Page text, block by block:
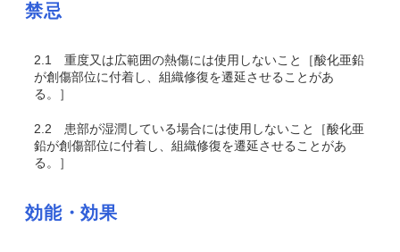
禁忌
2.1
重度又は広範囲の熱傷には使用しないこと［酸化亜鉛
が創傷部位に付着し、組織修復を遷延させることがあ
る。］
2.2 患部が湿潤している場合には使用しないこと［酸化亜
鉛が創傷部位に付着し、組織修復を遷延させることがあ
る。］
効能・効果